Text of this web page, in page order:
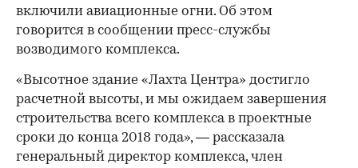
включили авиационные огни. Об этом
говорится в сообщении пресс-службы
возводимого комплекса.
«Высотное здание «Лахта Центра» достигло
расчетной высоты, и мы ожидаем завершения
строительства всего комплекса в проектные
сроки до конца 2018 года», — рассказала
генеральный директор комплекса, член